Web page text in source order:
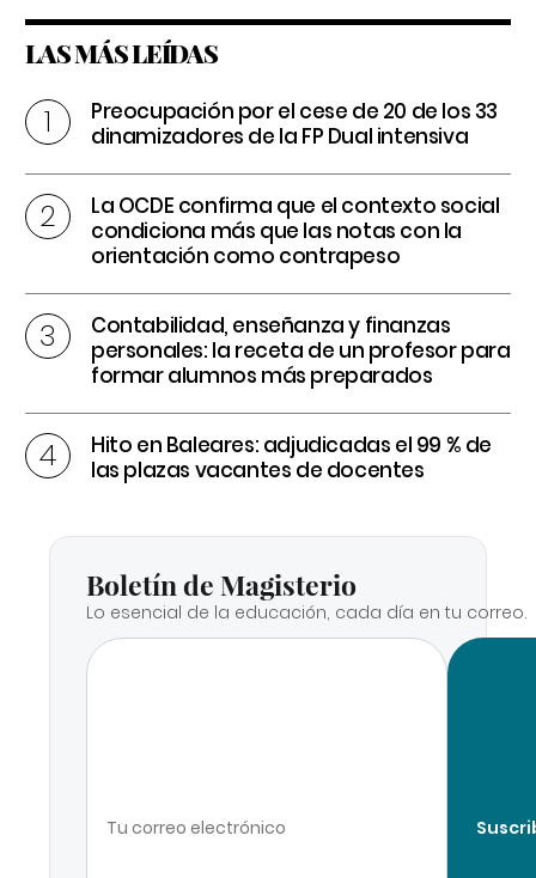
LAS MÁS LEÍDAS
Preocupación por el cese de 20 de los 33
dinamizadores de la FP Dual intensiva
La OCDE confirma que el contexto social
condiciona más que las notas con la
orientación como contrapeso
Contabilidad, enseñanza y finanzas
personales: la receta de un profesor para
formar alumnos más preparados
Hito en Baleares: adjudicadas el 99 % de
las plazas vacantes de docentes
Boletín de Magisterio
Lo esencial de la educación, cada día en tu correo.